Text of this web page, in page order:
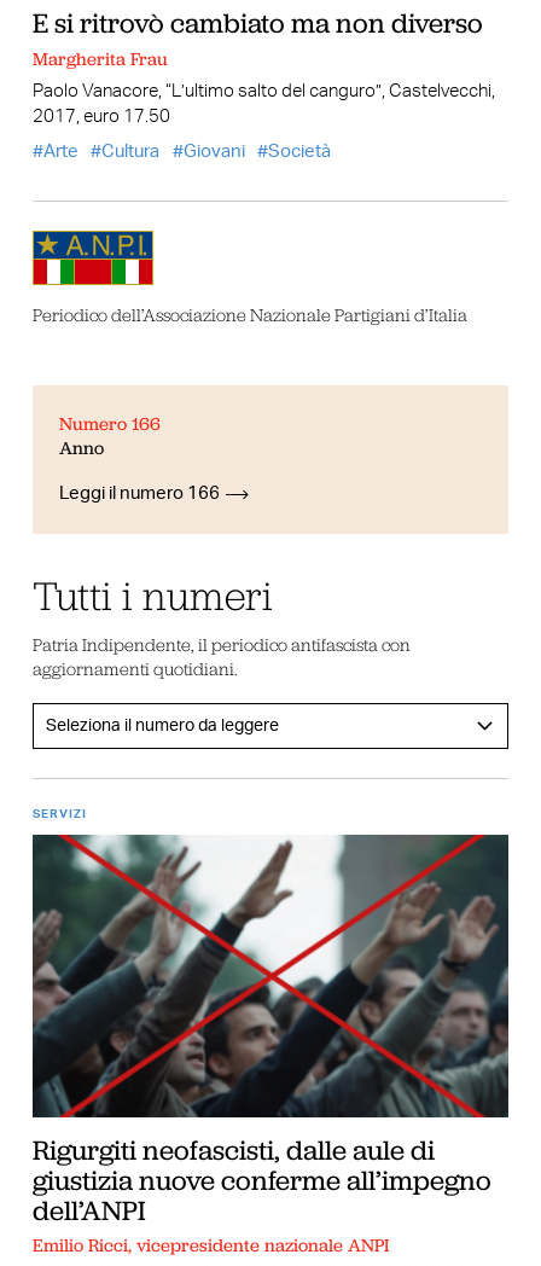
E si ritrovò cambiato ma non diverso
Margherita Frau
Paolo Vanacore, “L’ultimo salto del canguro”, Castelvecchi,
2017, euro 17.50
Arte
Cultura Giovani Società
Periodico dell’Associazione Nazionale Partigiani d’Italia
Numero 166
Anno
Leggi il numero 166
Tutti i numeri
Patria Indipendente, il periodico antifascista con
aggiornamenti quotidiani.
SERVIZI
Rigurgiti neofascisti, dalle aule di
giustizia nuove conferme all’impegno
dell’ANPI
Emilio Ricci, vicepresidente nazionale ANPI